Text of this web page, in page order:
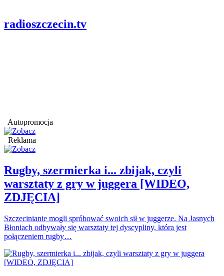
radioszczecin.tv
Autopromocja
Reklama
Rugby, szermierka i... zbijak, czyli
warsztaty z gry w juggera [WIDEO,
ZDJĘCIA]
Szczecinianie mogli spróbować swoich sił w juggerze. Na Jasnych
Błoniach odbywały się warsztaty tej dyscypliny, która jest
połączeniem rugby…